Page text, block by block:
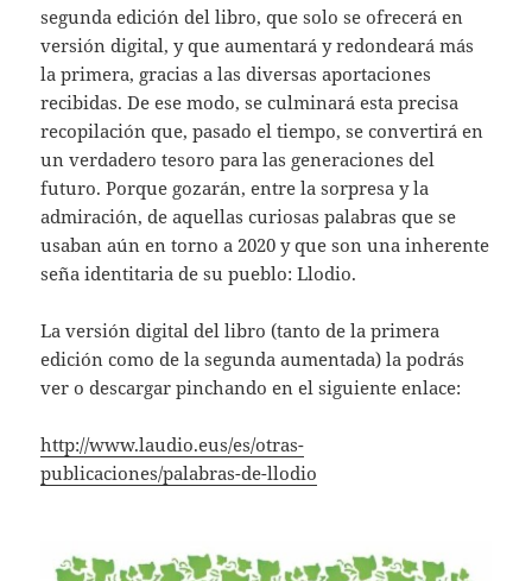
segunda edición del libro, que solo se ofrecerá en
versión digital, y que aumentará y redondeará más
la primera, gracias a las diversas aportaciones
recibidas. De ese modo, se culminará esta precisa
recopilación que, pasado el tiempo, se convertirá en
un verdadero tesoro para las generaciones del
futuro. Porque gozarán, entre la sorpresa y la
admiración, de aquellas curiosas palabras que se
usaban aún en torno a 2020 y que son una inherente
seña identitaria de su pueblo: Llodio.
La versión digital del libro (tanto de la primera
edición como de la segunda aumentada) la podrás
ver o descargar pinchando en el siguiente enlace:
http://www.laudio.eus/es/otras-
publicaciones/palabras-de-llodio